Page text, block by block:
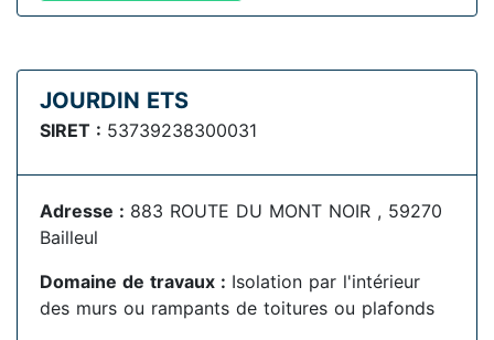
JOURDIN ETS
SIRET : 53739238300031
Adresse : 883 ROUTE DU MONT NOIR , 59270
Bailleul
Domaine de travaux : Isolation par l'intérieur
des murs ou rampants de toitures ou plafonds